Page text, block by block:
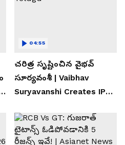
చరిత్ర సృష్టించిన వైభవ్
సూర్యవంశీ | Vaibhav
Suryavanshi Creates IPL
Telugu
04:55